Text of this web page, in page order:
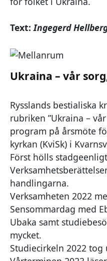
Text:Ingegerd
Ukraina – vår
Rysslands bestialiska
rubriken ”Ukraina –
program på årsmöte
kyrkan (KviSk) i
Först hölls
handlingarna.
Verksamheten 2022
Sensommardag med
Ubaka samt
mycket.
Studiecirkeln 2022